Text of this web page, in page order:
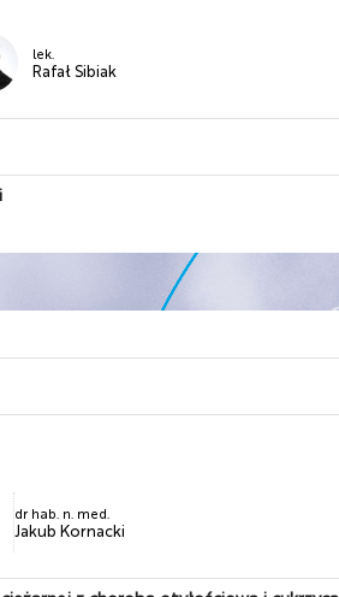
lek.
Rafał Sibiak
dr hab. n. med.
Jakub Kornacki